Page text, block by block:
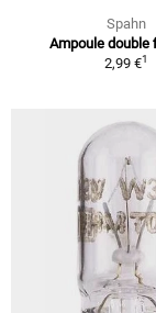
Spahn
Ampoule double
2,99 €1